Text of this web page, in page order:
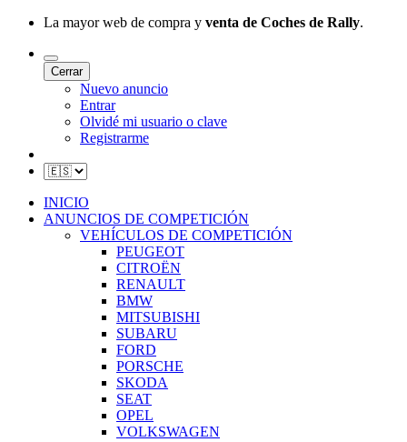
La mayor web de compra y venta de Coches de Rally.
Cerrar
Nuevo anuncio
Entrar
Olvidé mi usuario o clave
Registrarme
INICIO
ANUNCIOS DE COMPETICIÓN
VEHÍCULOS DE COMPETICIÓN
PEUGEOT
CITROËN
RENAULT
BMW
MITSUBISHI
SUBARU
FORD
PORSCHE
SKODA
SEAT
OPEL
VOLKSWAGEN